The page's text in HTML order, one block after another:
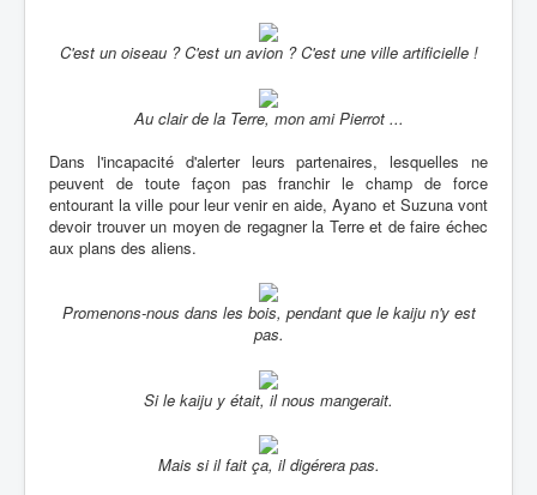
C'est un oiseau ? C'est un avion ? C'est une ville artificielle !
Au clair de la Terre, mon ami Pierrot ...
Dans l'incapacité d'alerter leurs partenaires, lesquelles ne
peuvent de toute façon pas franchir le champ de force
entourant la ville pour leur venir en aide, Ayano et Suzuna vont
devoir trouver un moyen de regagner la Terre et de faire échec
aux plans des aliens.
Promenons-nous dans les bois, pendant que le kaiju n'y est
pas.
Si le kaiju y était, il nous mangerait.
Mais si il fait ça, il digérera pas.